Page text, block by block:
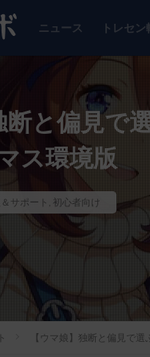
ニュース トレセ
と偏見で
ス環境版
サポート , 初心者向け
【ウマ娘】独断と偏見で